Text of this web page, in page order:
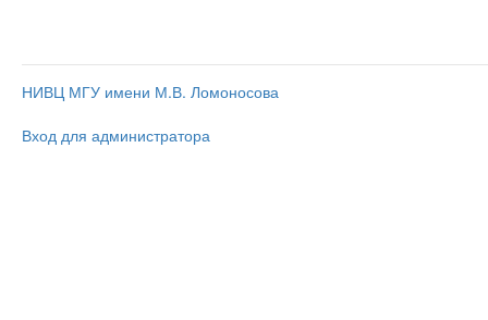
НИВЦ МГУ имени М.В. Ломоносова
Вход для администратора